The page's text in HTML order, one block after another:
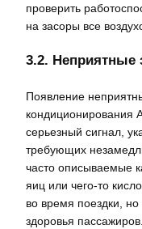
проверить
на засоры все
3.2. Неприятные
Появление
кондиционирования
серьезный сигнал,
требующих
часто описываемые
яиц или чего-то
во время поездки, но
здоровья